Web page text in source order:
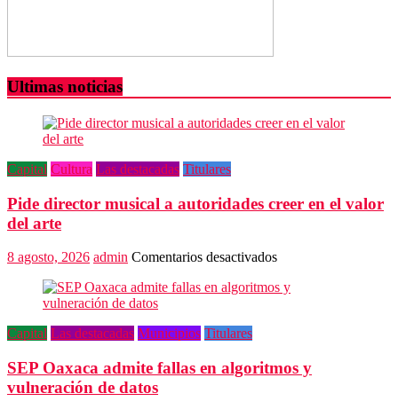
Ultimas noticias
Capital Cultura Las destacadas Titulares
Pide director musical a autoridades creer en el valor
del arte
8 agosto, 2026 admin Comentarios desactivadosen
director
en
Capital Las destacadas Municipios Titulares
SEP Oaxaca admite fallas en algoritmos y
vulneración de datos